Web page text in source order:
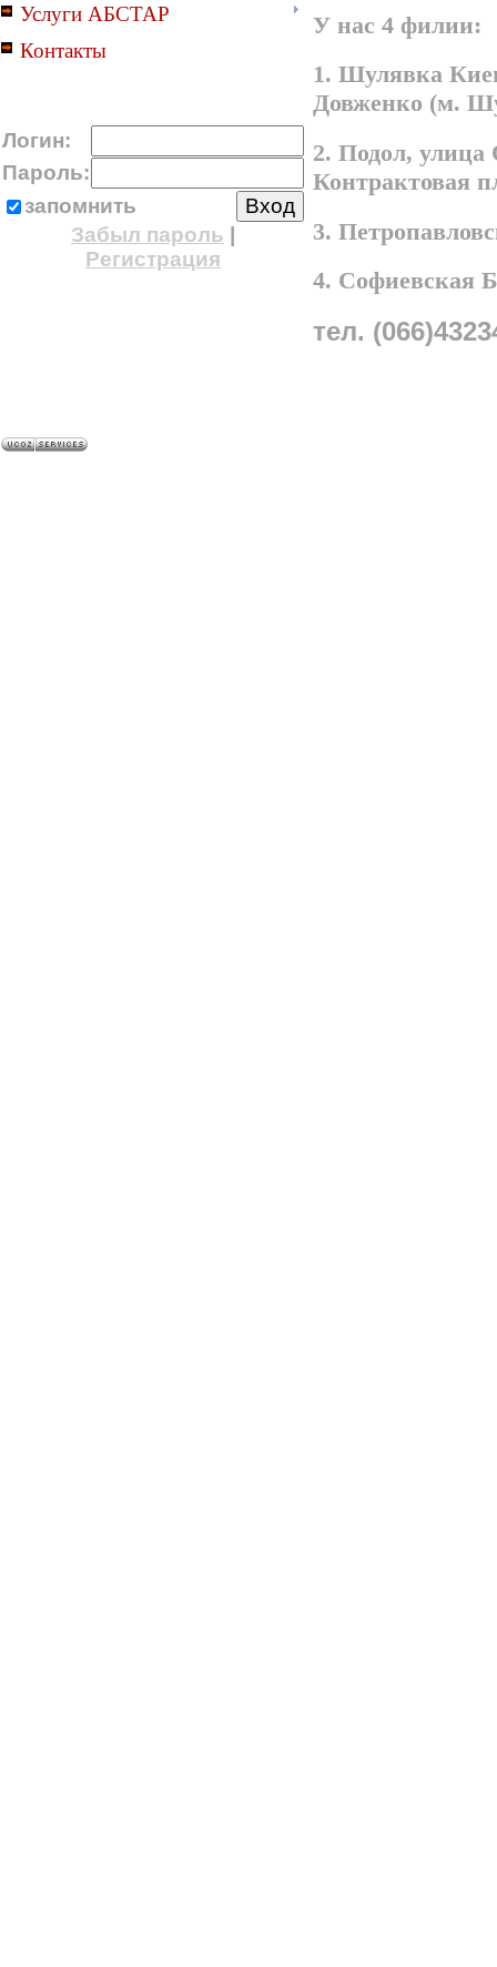
Услуги АБСТАР
Контакты
Логин:
Пароль:
запомнить
Забыл пароль
Регистрация
У нас 4 филии:
1. Шулявка
Довженко (м.
2. Подол,
Контрактовая
3.
4. Софиевская
тел.